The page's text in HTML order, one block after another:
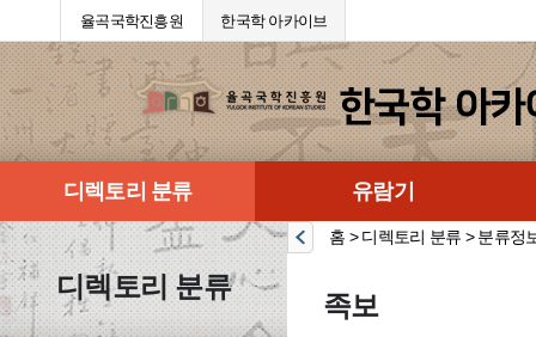
율곡국학진흥원 한국학 아카이브
디렉토리 분류 유람기
디렉토리 분류
홈 > 디렉토리 분류 > 분류정
족보